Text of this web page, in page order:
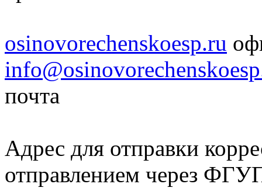
osinovorechenskoesp.ru
почта
Адрес для отправки
отправлением через